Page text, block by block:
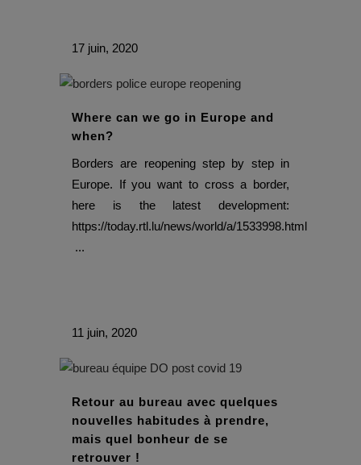
17 juin, 2020
Where can we go in Europe and
when?
Borders are reopening step by step in
Europe. If you want to cross a border,
here is the latest development:
https://today.rtl.lu/news/world/a/1533998.html
...
11 juin, 2020
Retour au bureau avec quelques
nouvelles habitudes à prendre,
mais quel bonheur de se
retrouver !